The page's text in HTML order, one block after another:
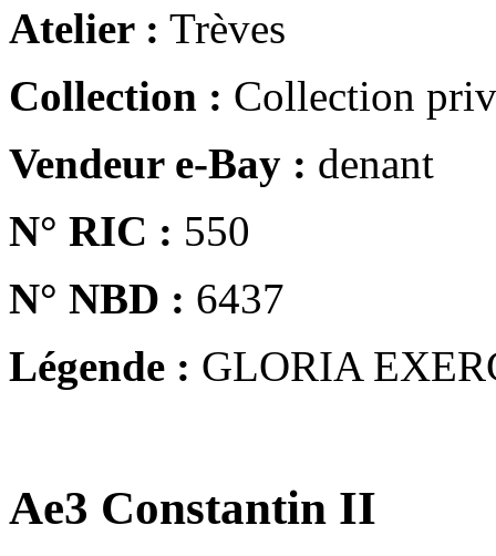
Atelier : Trèves
Collection : Collection
Vendeur e-Bay : denant
N° RIC : 550
N° NBD : 6437
Légende : GLORIA
Ae3 Constantin II